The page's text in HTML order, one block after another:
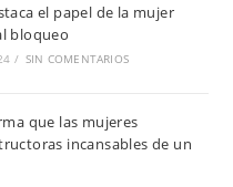
el papel de la mujer
bloqueo
/ SIN COMENTARIOS
que las mujeres
incansables de un